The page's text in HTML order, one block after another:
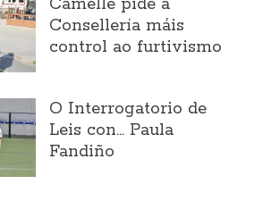
Camelle pide á
Consellería máis
control ao furtivismo
O Interrogatorio de
Leis con... Paula
Fandiño